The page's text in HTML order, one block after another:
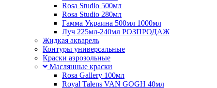
Rosa Studio 500мл
Rosa Studio 280мл
Гамма Украина 500мл 1000мл
Луч 225мл-240мл РОЗПРОДАЖ
Жидкая акварель
Контуры универсальные
Краски аэрозольные
Маслянные краски
Rosa Gallery 100мл
Royal Talens VAN GOGH 40мл